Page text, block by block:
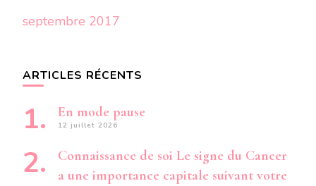
septembre 2017
ARTICLES RÉCENTS
En mode pause
12 juillet 2026
Connaissance de soi Le signe du Cancer
a une importance capitale suivant votre